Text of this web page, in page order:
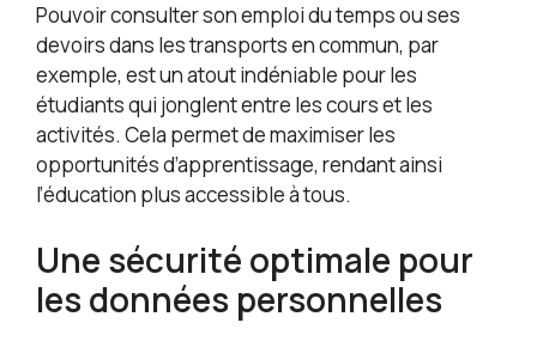
Pouvoir consulter son emploi du temps ou ses
devoirs dans les transports en commun, par
exemple, est un atout indéniable pour les
étudiants qui jonglent entre les cours et les
activités. Cela permet de maximiser les
opportunités d’apprentissage, rendant ainsi
l’éducation plus accessible à tous.
Une sécurité optimale pour
les données personnelles